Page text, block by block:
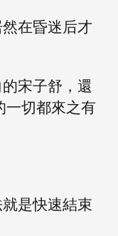
在昏迷后才
宋子舒，還
一切都來之有
是快速結束